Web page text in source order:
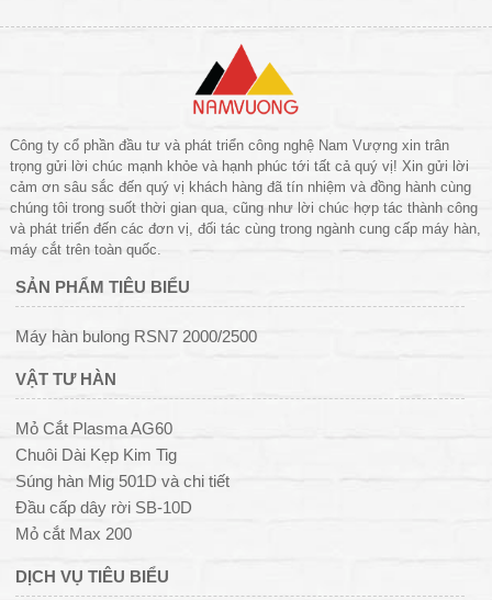
Công ty cổ phần đầu tư và phát triển công nghệ Nam Vượng xin trân
trọng gửi lời chúc mạnh khỏe và hạnh phúc tới tất cả quý vị! Xin gửi lời
cảm ơn sâu sắc đến quý vị khách hàng đã tín nhiệm và đồng hành cùng
chúng tôi trong suốt thời gian qua, cũng như lời chúc hợp tác thành công
và phát triển đến các đơn vị, đối tác cùng trong ngành cung cấp máy hàn,
máy cắt trên toàn quốc.
SẢN PHẨM TIÊU BIỂU
Máy hàn bulong RSN7 2000/2500
VẬT TƯ HÀN
Mỏ Cắt Plasma AG60
Chuôi Dài Kẹp Kim Tig
Súng hàn Mig 501D và chi tiết
Đầu cấp dây rời SB-10D
Mỏ cắt Max 200
DỊCH VỤ TIÊU BIỂU